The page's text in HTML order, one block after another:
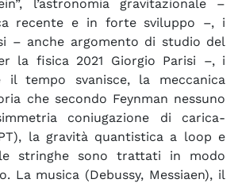
l’astronomia gravitazionale –
recente e in forte sviluppo –, i
– anche argomento di studio del
la fisica 2021 Giorgio Parisi –, i
il tempo svanisce, la meccanica
che secondo Feynman nessuno
coniugazione di carica-
la gravità quantistica a loop e
stringhe sono trattati in modo
La musica (Debussy, Messiaen), il